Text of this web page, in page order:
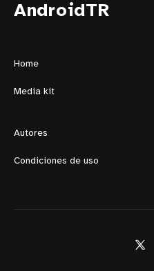
AndroidTR
Home
Media kit
Autores
Condiciones de uso